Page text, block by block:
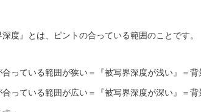
深度』とは、ピントの合っている範囲のことです。
合っている範囲が狭い＝『被写界深度が浅い』＝背
合っている範囲が広い＝『被写界深度が深い』＝背